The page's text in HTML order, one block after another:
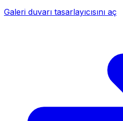
Galeri duvarı tasarlayıcısını aç